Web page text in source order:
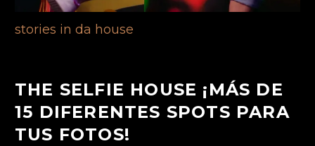
stories in da house
THE SELFIE HOUSE ¡MÁS DE
15 DIFERENTES SPOTS PARA
TUS FOTOS!